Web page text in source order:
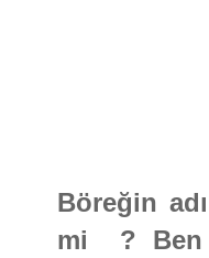
Böreğin
mi ? Ben